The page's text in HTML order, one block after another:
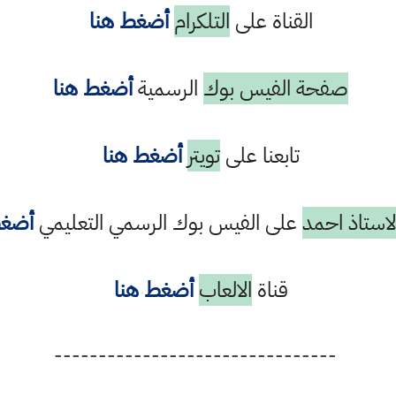
القناة على التلكرام أضغط هنا
صفحة الفيس بوك الرسميةأضغط هنا
تابعنا علىتويتر أضغط هنا
احمدعلى الفيس بوك الرسمي التعليمي
قناة الالعاب أضغط هنا
--------------------------------